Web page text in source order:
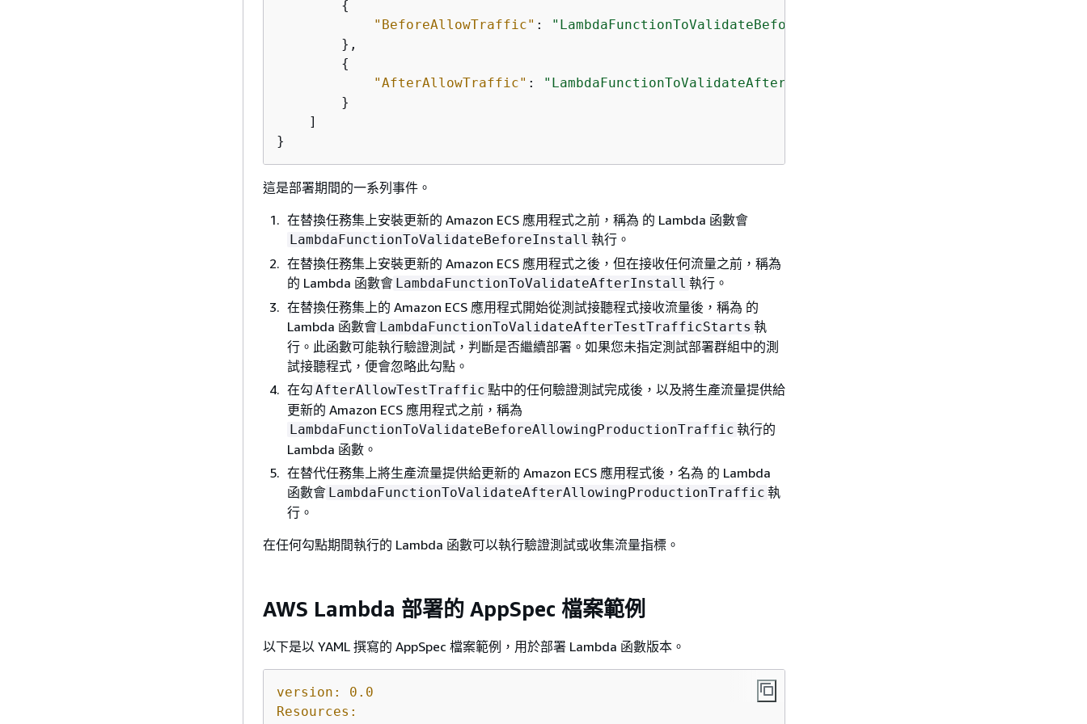
{
"BeforeAllowTraffic" :
"LambdaFunctionToValidateBeforeAllowingProductionTraffic"
        },
{
"AfterAllowTraffic" :
"LambdaFunctionToValidateAfterAllowingProductionTraffic"
        }
    ]
}
這是部署期間的一系列事件。
在替換任務集上安裝更新的 Amazon ECS 應用程式之前，稱為 的 Lambda 函數會
LambdaFunctionToValidateBeforeInstall 執行。
在替換任務集上安裝更新的 Amazon ECS 應用程式之後，但在接收任何流量之前，稱為
的 Lambda 函數會 LambdaFunctionToValidateAfterInstall 執行。
在替換任務集上的 Amazon ECS 應用程式開始從測試接聽程式接收流量後，稱為 的
Lambda 函數會 LambdaFunctionToValidateAfterTestTrafficStarts 執
行。此函數可能執行驗證測試，判斷是否繼續部署。如果您未指定測試部署群組中的測
試接聽程式，便會忽略此勾點。
在勾 AfterAllowTestTraffic 點中的任何驗證測試完成後，以及將生產流量提供給
更新的 Amazon ECS 應用程式之前，稱為
LambdaFunctionToValidateBeforeAllowingProductionTraffic 執行的
Lambda 函數。
在替代任務集上將生產流量提供給更新的 Amazon ECS 應用程式後，名為 的 Lambda
函數會 LambdaFunctionToValidateAfterAllowingProductionTraffic 執
行。
在任何勾點期間執行的 Lambda 函數可以執行驗證測試或收集流量指標。
AWS Lambda 部署的 AppSpec 檔案範例
以下是以 YAML 撰寫的 AppSpec 檔案範例，用於部署 Lambda 函數版本。
version:
0.0
Resources: